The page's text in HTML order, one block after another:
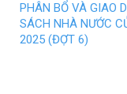
PHÂN BỔ VÀ GIAO
SÁCH NHÀ NƯỚC
2025 (ĐỢT 6)